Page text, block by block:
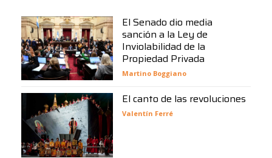
El Senado dio media
sanción a la Ley de
Inviolabilidad de la
Propiedad Privada
Martino Boggiano
El canto de las revoluciones
Valentín Ferré